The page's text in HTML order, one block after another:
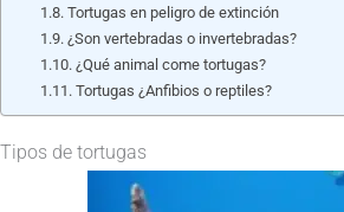
Tortugas en peligro de extinción
¿Son vertebradas o invertebradas?
¿Qué animal come tortugas?
Tortugas ¿Anfibios o reptiles?
Tipos de tortugas